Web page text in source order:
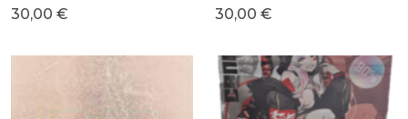
30,00 €
30,00 €